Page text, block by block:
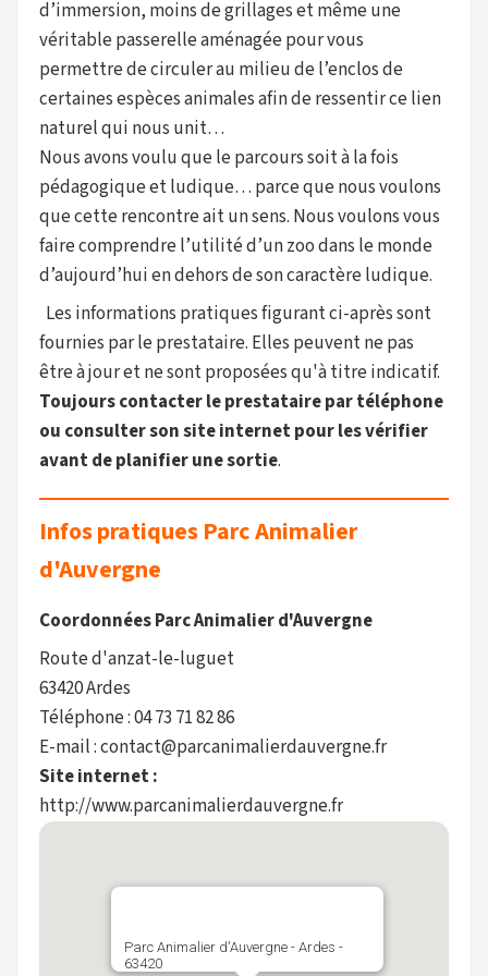
d’immersion, moins de grillages et même une
véritable passerelle aménagée pour vous
permettre de circuler au milieu de l’enclos de
certaines espèces animales afin de ressentir ce lien
naturel qui nous unit…
Nous avons voulu que le parcours soit à la fois
pédagogique et ludique… parce que nous voulons
que cette rencontre ait un sens. Nous voulons vous
faire comprendre l’utilité d’un zoo dans le monde
d’aujourd’hui en dehors de son caractère ludique.
Les informations pratiques figurant ci-après sont
fournies par le prestataire. Elles peuvent ne pas
être à jour et ne sont proposées qu'à titre indicatif.
Toujours contacter le prestataire par téléphone
ou consulter son site internet pour les vérifier
avant de planifier une sortie.
Infos pratiques Parc Animalier
d'Auvergne
Coordonnées Parc Animalier d'Auvergne
Route d'anzat-le-luguet
63420 Ardes
Téléphone : 04 73 71 82 86
E-mail : contact@parcanimalierdauvergne.fr
Site internet :
http://www.parcanimalierdauvergne.fr
Parc Animalier d'Auvergne - Ardes -
63420